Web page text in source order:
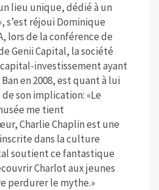
lieu unique, dédié à un
s’est réjoui Dominique
lors de la conférence de
Genii Capital, la société
investissement ayant
en 2008, est quant à lui
son implication: «Le
me tient
Charlie Chaplin est une
dans la culture
soutient ce fantastique
Charlot aux jeunes
perdurer le mythe.»